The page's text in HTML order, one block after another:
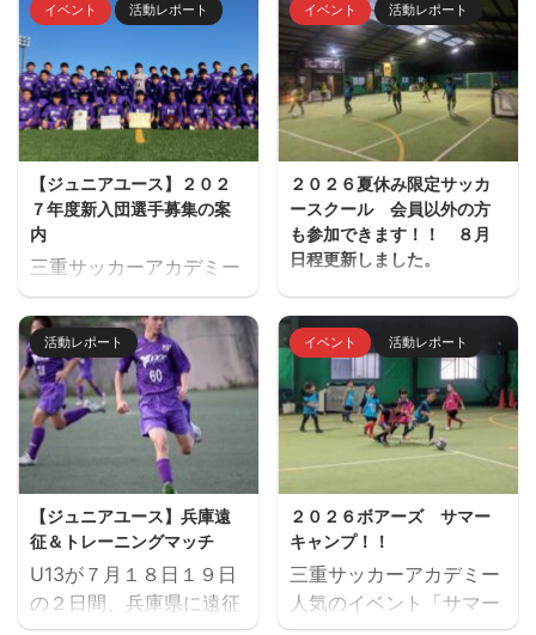
イベント 活動レポート
【ジュニアユース】２０２
７年度新入団選手募集の案
内
三重サッカーアカデミー
ジュニアユース（中学生
のチーム）の２０２７年
度の新入団選手対象の体
験練習会を開催します。
ご興味のある方はぜひご
参加ください。体験練習
会を通して進路の選択肢
の一つとしてご検討いた
だければと思います。体
験会のお申込みはページ
下にある申込フォームか
らお願いいたします。 三
イベント 活動レポート
２０２６夏休み限定サッカ
ースクール 会員以外の方
も参加できます！！ ８月
日程更新しました。
夏休み期間、屋内フット
サル場「フットサーカス
鈴鹿」でミニサッカー中
心のストリートサッカー
的サッカースクールを開
催します。毎回参加、１
回だけの参加OKと気軽
に参加できます。※参加
にはお申込みが必要で
す。下のフォームからお
申込みください。キャン
セル等ないようご予定を
活動レポート
【ジュニアユース】兵庫遠
征＆トレーニングマッチ
U13が７月１８日１９日
の２日間、兵庫県に遠征
イベント 活動レポート
２０２６ボアーズ サマー
キャンプ！！
三重サッカーアカデミー
人気のイベント「サマー